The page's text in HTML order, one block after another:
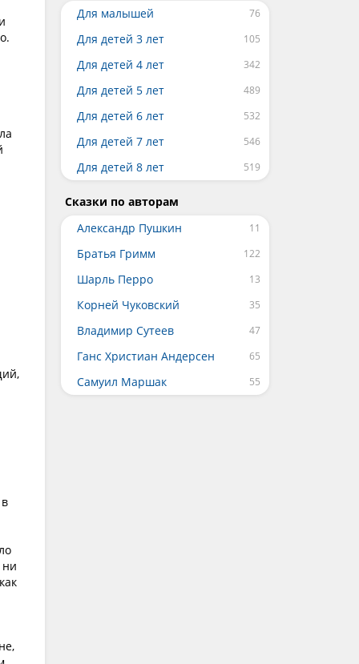
Для малышей
Для детей 3 лет
Для детей 4 лет
Для детей 5 лет
Для детей 6 лет
Для детей 7 лет
Для детей 8 лет
Сказки по авторам
Александр Пушкин
Братья Гримм
Шарль Перро
Корней Чуковский
Владимир Сутеев
Ганс Христиан Андерсен
Самуил Маршак